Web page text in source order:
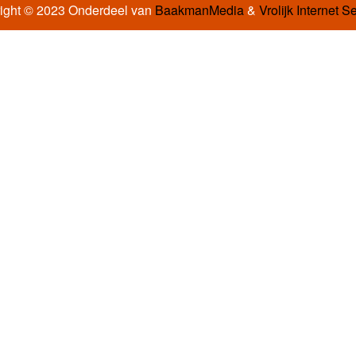
© 2023 Onderdeel van BaakmanMedia& Vrolijk Internet